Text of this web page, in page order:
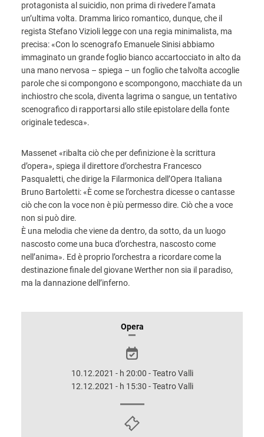
protagonista al suicidio, non prima di rivedere l’amata
un’ultima volta. Dramma lirico romantico, dunque, che il
regista Stefano Vizioli legge con una regia minimalista, ma
precisa: «Con lo scenografo Emanuele Sinisiabbiamo
immaginato un grande foglio bianco accartocciato in alto da
una mano nervosa – spiega – un foglio che talvolta accoglie
parole che si compongono e scompongono, macchiate da un
inchiostro che scola, diventa lagrima o sangue, un tentativo
scenografico di rapportarsi allo stile epistolare della fonte
originale tedesca».
Massenet «ribalta ciò che per definizione è la scrittura
d’opera», spiega il direttore d’orchestra Francesco
Pasqualetti, che dirige la Filarmonica dell’Opera Italiana
Bruno Bartoletti: «È come se l’orchestra dicesse o cantasse
ciò che con la voce non è più permesso dire. Ciò che a voce
non si può dire.
È una melodia che viene da dentro, da sotto, da un luogo
nascosto come una buca d’orchestra, nascosto come
nell’anima». Ed è proprio l’orchestra a ricordare come la
destinazione finale del giovane Werther non sia il paradiso,
ma la dannazione dell’inferno.
INFORMAZIONIOpera
10.12.2021 - h 20:00 - Teatro Valli
12.12.2021 - h 15:30 - Teatro Valli